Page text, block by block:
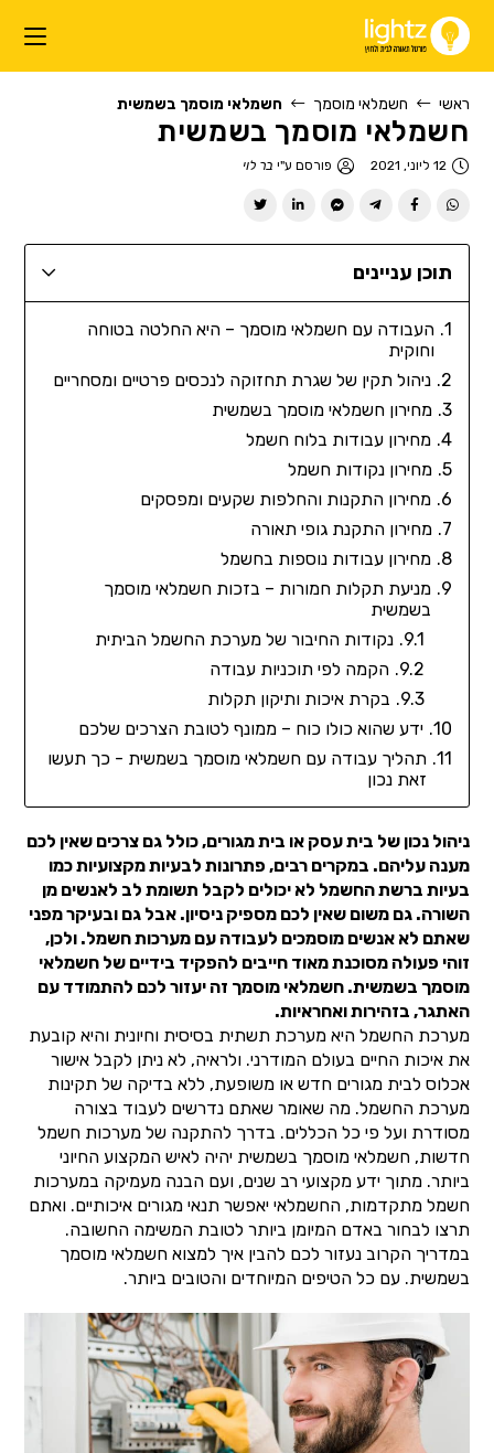
ראשי חשמלאי מוסמך חשמלאי מוסמך בשמשית
חשמלאי מוסמך בשמשית
12 ליוני, 2021 פורסם ע"י בר לוי
תוכן עניינים
העבודה עם חשמלאי מוסמך – היא החלטה בטוחה
וחוקית
ניהול תקין של שגרת תחזוקה לנכסים פרטיים ומסחריים
מחירון חשמלאי מוסמך בשמשית
מחירון עבודות בלוח חשמל
מחירון נקודות חשמל
מחירון התקנות והחלפות שקעים ומפסקים
מחירון התקנת גופי תאורה
מחירון עבודות נוספות בחשמל
מניעת תקלות חמורות – בזכות חשמלאי מוסמך
בשמשית
נקודות החיבור של מערכת החשמל הביתית
הקמה לפי תוכניות עבודה
בקרת איכות ותיקון תקלות
ידע שהוא כולו כוח – ממונף לטובת הצרכים שלכם
תהליך עבודה עם חשמלאי מוסמך בשמשית - כך תעשו
זאת נכון
ניהול נכון של בית עסק או בית מגורים, כולל גם צרכים שאין לכם
מענה עליהם. במקרים רבים, פתרונות לבעיות מקצועיות כמו
בעיות ברשת החשמל לא יכולים לקבל תשומת לב לאנשים מן
השורה. גם משום שאין לכם מספיק ניסיון. אבל גם ובעיקר מפני
שאתם לא אנשים מוסמכים לעבודה עם מערכות חשמל. ולכן,
זוהי פעולה מסוכנת מאוד חייבים להפקיד בידיים של חשמלאי
מוסמך בשמשית. חשמלאי מוסמך זה יעזור לכם להתמודד עם
האתגר, בזהירות ואחראיות.
מערכת החשמל היא מערכת תשתית בסיסית וחיונית והיא קובעת
את איכות החיים בעולם המודרני. ולראיה, לא ניתן לקבל אישור
אכלוס לבית מגורים חדש או משופעת, ללא בדיקה של תקינות
מערכת החשמל. מה שאומר שאתם נדרשים לעבוד בצורה
מסודרת ועל פי כל הכללים. בדרך להתקנה של מערכות חשמל
חדשות, חשמלאי מוסמך בשמשית יהיה לאיש המקצוע החיוני
ביותר. מתוך ידע מקצועי רב שנים, ועם הבנה מעמיקה במערכות
חשמל מתקדמות, החשמלאי יאפשר תנאי מגורים איכותיים. ואתם
תרצו לבחור באדם המיומן ביותר לטובת המשימה החשובה.
במדריך הקרוב נעזור לכם להבין איך למצוא חשמלאי מוסמך
בשמשית. עם כל הטיפים המיוחדים והטובים ביותר.